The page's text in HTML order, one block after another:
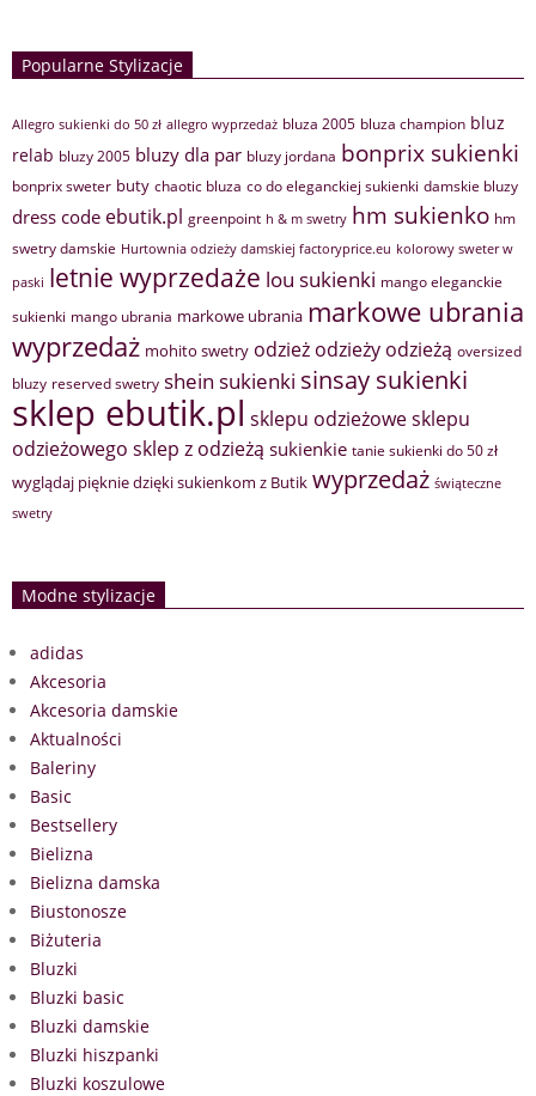
Popularne Stylizacje
Allegro sukienki do 50 zł allegro wyprzedaż bluza 2005 bluza champion bluz
relab bluzy 2005 bluzy dla par bluzy jordana bonprix sukienki
bonprix sweter buty chaotic bluza co do eleganckiej sukienki damskie bluzy
dress code ebutik.pl greenpoint h & m swetry hm sukienko hm
swetry damskie Hurtownia odzieży damskiej factoryprice.eu kolorowy sweter w
paski letnie wyprzedaże lou sukienki mango eleganckie
sukienki mango ubrania markowe ubrania markowe ubrania
wyprzedaż mohito swetry odzież odzieży odzieżą oversized
bluzy reserved swetry shein sukienki sinsay sukienki
sklep ebutik.pl sklepu odzieżowesklepu
odzieżowego sklep z odzieżą sukienkie tanie sukienki do 50 zł
wyglądaj pięknie dzięki sukienkom z Butik wyprzedaż świąteczne
swetry
Modne stylizacje
adidas
Akcesoria
Akcesoria damskie
Aktualności
Baleriny
Basic
Bestsellery
Bielizna
Bielizna damska
Biustonosze
Biżuteria
Bluzki
Bluzki basic
Bluzki damskie
Bluzki hiszpanki
Bluzki koszulowe